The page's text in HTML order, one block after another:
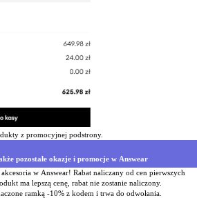
z promocyjnej podstrony.
pozostałe okazje i promocje w Answear
w Answear! Rabat naliczany od cen pierwszych
ma lepszą cenę, rabat nie zostanie naliczony.
ramką -10% z kodem i trwa do odwołania.